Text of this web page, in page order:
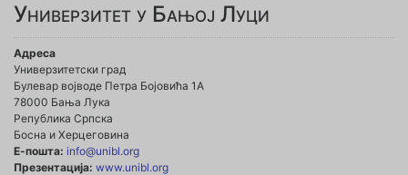
Универзитет у Бањој Луци
Адреса
Универзитетски град
Булевар војводе Петра Бојовића 1А
78000 Бања Лука
Република Српска
Босна и Херцеговина
Е-пошта: info@unibl.org
Презентација: www.unibl.org